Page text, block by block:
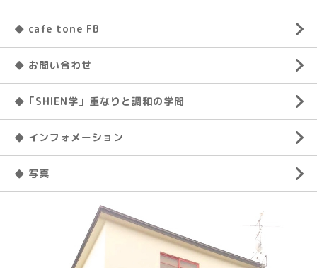
◆ cafe tone FB
◆ お問い合わせ
◆「SHIEN学」重なりと調和の学問
◆ インフォメーション
◆ 写真